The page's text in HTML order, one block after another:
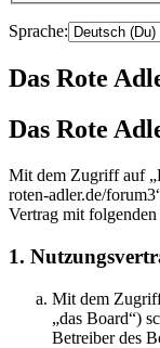
Sprache:
Das Rote
Das Rote
Mit dem Zugriff auf
roten-adler.de/
Vertrag mit folgenden
1.
Mit dem
„das Board“)
Betreiber des